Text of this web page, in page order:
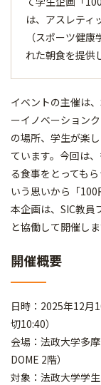
は、アスレティ
（スポーツ健
れた朝食を提供
イベントの主催は
ーイノベーション
の場所、学生が楽
ています。今回は
る食事をとっても
いう思いから「100
本企画は、SIC教員
と協働して開催しま
開催概要
日時：2025年12月
切10:40）
会場：法政大学多
DOME 2階）
対象：法政大学学生